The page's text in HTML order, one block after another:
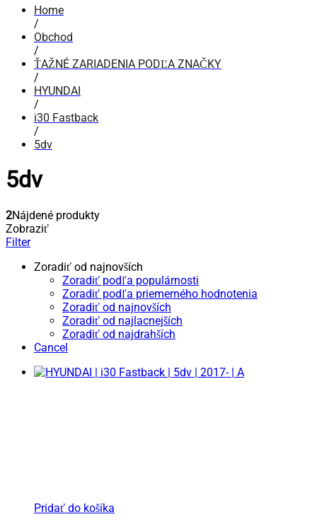
Home
/
Obchod
/
ŤAŽNÉ ZARIADENIA PODĽA ZNAČKY
/
HYUNDAI
/
i30 Fastback
/
5dv
5dv
2Nájdené produkty
Zobraziť
Filter
Zoradiť od najnovších
Zoradiť podľa populárnosti
Zoradiť podľa priemerného hodnotenia
Zoradiť od najnovších
Zoradiť od najlacnejších
Zoradiť od najdrahších
Cancel
Pridať do košíka